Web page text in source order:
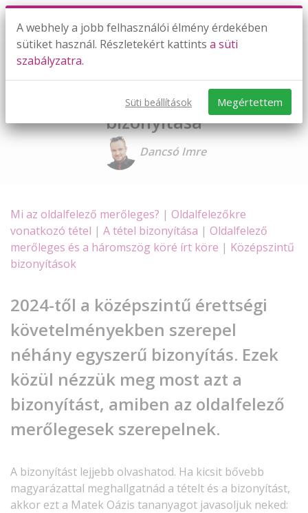
Oldalfelező merőlegesek
metszéspontjára vonatkozó tétel
bizonyítása
Dancsó Imre
Mi az oldalfelező merőleges? | Oldalfelezőkre
vonatkozó tétel | A tétel bizonyítása | Oldalfelező
merőleges és a háromszög köré írt köre | Középszintű
bizonyítások
2024-től a középszintű érettségi
követelményekben szerepel
néhány egyszerű bizonyítás. Ezek
közül nézzük meg most azt a
bizonyítást, amiben az oldalfelező
merőlegesek szerepelnek.
A bizonyítást lejjebb olvashatod. Ha kicsit bővebb
magyarázattal meghallgatnád a tételt és a bizonyítást,
akkor ezt a Matek Oázis tananyagot javasoljuk neked:
A webhely a jobb felhasználói élmény érdekében
sütiket használ. Részletekért kattints a süti
szabályzatra.
Süti beállítások Megértettem